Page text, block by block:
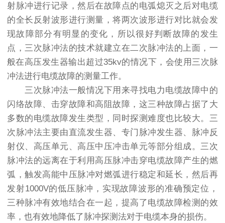
射脉冲进行记录，然后在故障点的电弧熄灭之后对电缆
的全长反射波形进行测量，将两次波形进行对比就会发
现故障部分有明显的变化，所以很好判断故障的发生
点，三次脉冲法的技术就建立在二次脉冲法的上面，一
般在高压发生器输出超过35kv的情况下，会使用三次脉
冲法进行电缆故障的测量工作。
三次脉冲法一般情况下用来寻找电力电缆故障中的
闪络故障、击穿故障和高阻故障，这三种故障占据了大
多数的电缆故障发生类型，同时探测难度也比较大。三
次脉冲法主要由直流发生器、专门脉冲发生器、脉冲反
射仪、高压单元、高压中压冲击单元等部分组成。三次
脉冲法的远离在于利用高压脉冲击穿电缆故障产生的燃
弧，触发高能中压脉冲对燃弧进行稳定和延长，然后再
发射1000V的低压脉冲，实现故障波形的准确预定位，
三种脉冲有效地结合在一起，提高了电缆故障检测的效
率，也有效地降低了脉冲探测法对于电缆本身的损伤。